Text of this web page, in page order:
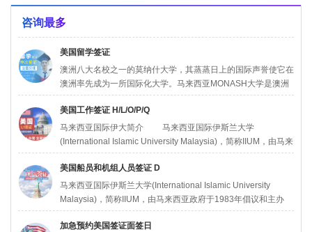
咨询最多
美国留学签证
澳洲八大名校之一的莫纳什大学，其蒸蒸日上的国际声誉使它在
澳洲率先成为一所国际化大学。马来西亚MONASH大学是澳洲
莫纳什（才）大学的第七所分校。在澳洲维多利亚州
美国工作签证 H/L/O/P/Q
马来西亚国际伊大简介 马来西亚国际伊斯兰大学
(International Islamic University Malaysia)，简称IIUM，由马来
西亚
美国船员和机组人员签证 D
马来西亚国际伊斯兰大学(International Islamic University
Malaysia)，简称IIUM，由马来西亚政府于1983年倡议和主办
加急预约美国签证面签日